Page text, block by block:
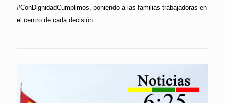
#ConDignidadCumplimos, poniendo a las familias trabajadoras en
el centro de cada decisión.